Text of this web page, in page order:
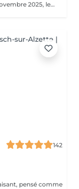
Offre promotionnelle valable jusqu'au 30 novembre 2025, le soin vacuum a seulement 55 € au lieu de 69 €
142
pensé comme